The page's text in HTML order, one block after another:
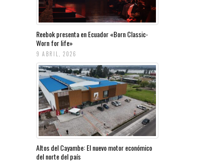
Reebok presenta en Ecuador «Born Classic-
Worn for life»
9 ABRIL, 2026
Altos del Cayambe: El nuevo motor económico
del norte del país